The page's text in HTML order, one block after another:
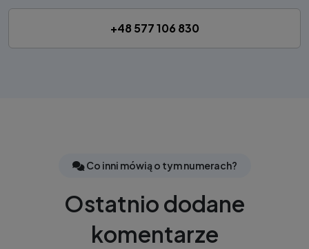
+48 577 106 830
Co inni mówią o tym numerach?
Ostatnio dodane
komentarze